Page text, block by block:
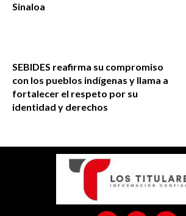
Sinaloa
SEBIDES reafirma su compromiso
con los pueblos indígenas y llama a
fortalecer el respeto por su
identidad y derechos